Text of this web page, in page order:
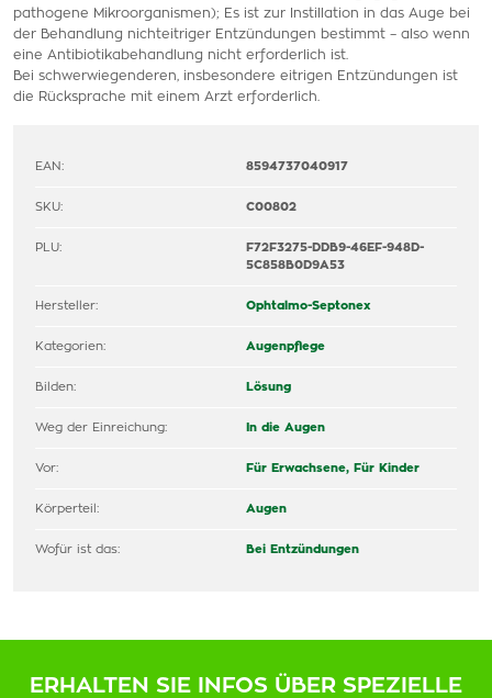
pathogene Mikroorganismen); Es ist zur Instillation in das Auge bei
der Behandlung nichteitriger Entzündungen bestimmt – also wenn
eine Antibiotikabehandlung nicht erforderlich ist.
Bei schwerwiegenderen, insbesondere eitrigen Entzündungen ist
die Rücksprache mit einem Arzt erforderlich.
EAN: 8594737040917
SKU: C00802
PLU:
F72F3275-DDB9-46EF-948D-
5C858B0D9A53
Hersteller: Ophtalmo-Septonex
Kategorien: Augenpflege
Bilden: Lösung
Weg der Einreichung: In die Augen
Vor: Für Erwachsene, Für Kinder
Körperteil: Augen
Wofür ist das: Bei Entzündungen
ERHALTEN SIE INFOS ÜBER SPEZIELLE